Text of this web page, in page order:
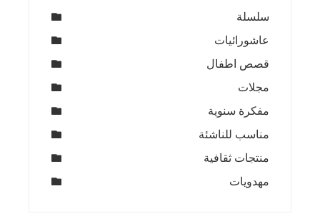
سلسلة
عاشورائيات
قصص اطفال
مجلات
مفكرة سنوية
مناسب للناشئة
منتجات ثقافية
مهدويات